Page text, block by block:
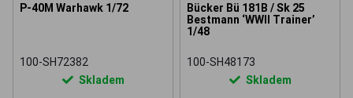
P-40M Warhawk 1/72
100-SH72382
Skladem
Bücker Bü 181B / Sk 25
Bestmann ‘WWII Trainer’
1/48
100-SH48173
Skladem